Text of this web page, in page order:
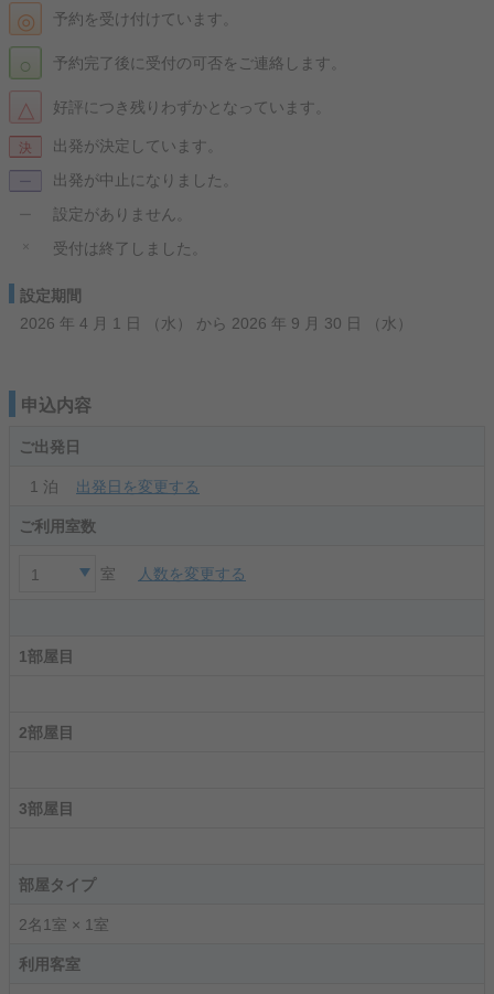
◎ 予約を受け付けています。
決 出発が決定しています。
○ 予約完了後に受付の可否をご連絡します。
ー 出発が中止になりました。
△ 好評につき残りわずかとなっています。
ー 設定がありません。
× 受付は終了しました。
設定期間
2026 年 4 月 1 日 （水） から 2026 年 9 月 30 日 （水）
申込内容
ご出発日
1 泊 出発日を変更する
ご利用室数
1 室 人数を変更する
1部屋目
2部屋目
3部屋目
部屋タイプ
2名1室 × 1室
利用客室